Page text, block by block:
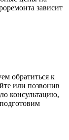
зависит
обратиться к
или позвонив
консультацию,